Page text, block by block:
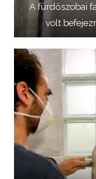
A fürdőszobai
volt